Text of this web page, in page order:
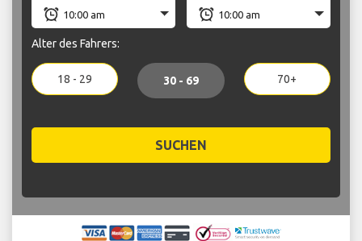
Alter des Fahrers:
18 - 29 30 - 69 70+
SUCHEN